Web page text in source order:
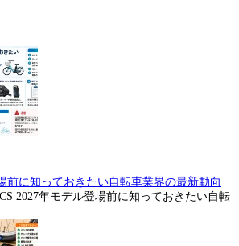
前に知っておきたい自転車業界の最新動向
2027年モデル登場前に知っておきたい自転